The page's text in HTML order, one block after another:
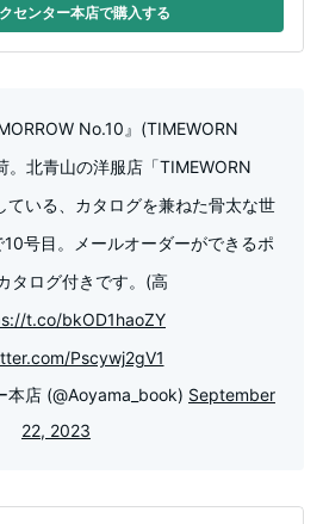
センター本店で購入する
No.10』(TIMEWORN
。北青山の洋服店「TIMEWORN
ている、カタログを兼ねた骨太な世
号目。メールオーダーができるポ
タログ付きです。(高
t.co/bkOD1haoZY
Pscywj2gV1
店 (@Aoyama_book) September
22, 2023